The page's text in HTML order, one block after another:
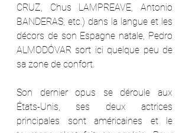
CRUZ, Chus LAMPREAVE, Antonio
BANDERAS, etc.) dans la langue et les
décors de son Espagne natale, Pedro
ALMODÓVAR sort ici quelque peu de
sa zone de confort.
Son dernier opus se déroule aux
États-Unis, ses deux actrices
principales sont américaines et le